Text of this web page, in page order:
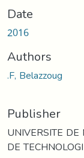
Date
2016
Authors
.F, Belazzoug
Publisher
UNIVERSITE
DE